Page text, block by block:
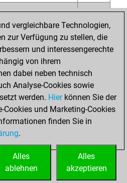
1
4
0
0
1
vergleichbare Technologien,
zur Verfügung zu stellen, die
und interessengerechte
von ihrem
dabei neben technisch
Analyse-Cookies sowie
werden. Hierkönnen Sie der
Cookies und Marketing-Cookies
finden Sie in
.
Alles
akzeptieren
Alles
ablehnen